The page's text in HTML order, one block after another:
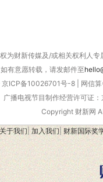
为财新传媒及/或相关权利人
如有意愿转载，请发邮件至
京ICP备10026701号-8
网信
广播电视节目制作经营许可证
Copyright 财新网
关于我们 |加入我们| 财新国际奖